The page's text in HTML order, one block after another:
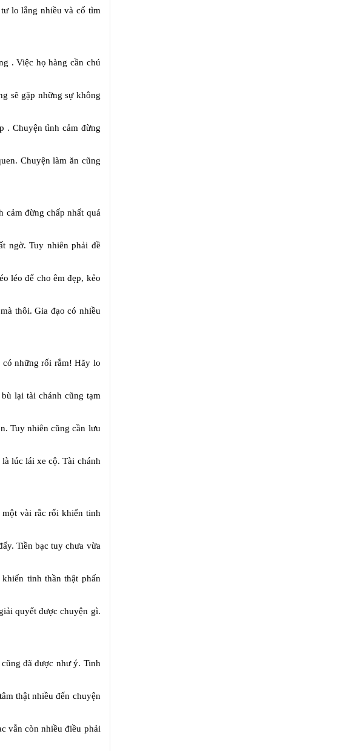
lo lắng nhiều và cố tìm
. Việc họ hàng cần chú
sẽ gặp những sự không
. Chuyện tình cảm đừng
Chuyện làm ăn cũng
cảm đừng chấp nhất quá
ngờ. Tuy nhiên phải đề
léo để cho êm đẹp, kẻo
thôi. Gia đạo có nhiều
có những rối rắm! Hãy lo
lại tài chánh cũng tạm
Tuy nhiên cũng cần lưu
lúc lái xe cộ. Tài chánh
một vài rắc rối khiến tinh
Tiền bạc tuy chưa vừa
tinh thần thật phấn
quyết được chuyện gì.
đã được như ý. Tinh
thật nhiều đến chuyện
vẫn còn nhiều điều phải